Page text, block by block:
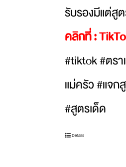
รับรองมีแต่สู
คลิกที่ :
#tiktok #ตร
แม่ครัว #แจ
#สูตรเด็ด
Details